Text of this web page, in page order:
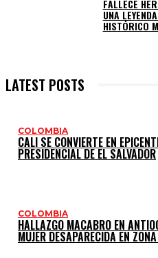
FALLECE
UNA
HISTÓRICO
LATEST POSTS
COLOMBIA
CALI SE CONVIERTE EN
PRESIDENCIAL DE EL SALVADOR
COLOMBIA
HALLAZGO MACABRO EN
MUJER DESAPARECIDA EN